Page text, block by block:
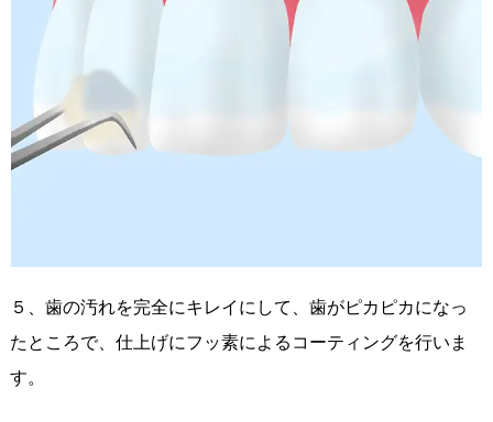
５、歯の汚れを完全にキレイにして、歯がピカピカになっ
たところで、仕上げにフッ素によるコーティングを行いま
す。